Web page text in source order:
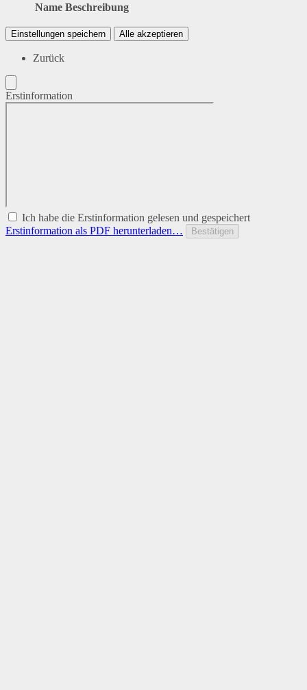
Name Beschreibung
Einstellungen speichern Alle akzeptieren
Zurück
Erstinformation
Ich habe die Erstinformation gelesen und gespeichert
Erstinformation als PDF herunterladen…
Bestätigen